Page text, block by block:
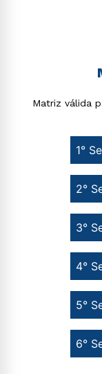
Matriz válida
1°
6°
5°
4°
3°
2°
autorizo que